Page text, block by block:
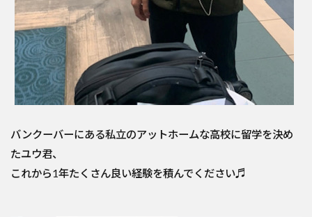
バンクーバーにある私立のアットホームな高校に留学を決め
たユウ君、
これから1年たくさん良い経験を積んでください♬